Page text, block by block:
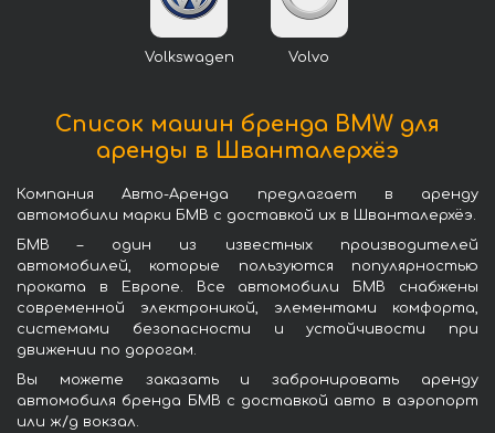
Volkswagen Volvo
Список машин бренда BMW для
аренды в Шванталерхёэ
Компания Авто-Аренда предлагает в аренду
автомобили марки БМВ с доставкой их в Шванталерхёэ.
БМВ – один из известных производителей
автомобилей, которые пользуются популярностью
проката в Европе. Все автомобили БМВ снабжены
современной электроникой, элементами комфорта,
системами безопасности и устойчивости при
движении по дорогам.
Вы можете заказать и забронировать аренду
автомобиля бренда БМВ с доставкой авто в аэропорт
или ж/д вокзал.